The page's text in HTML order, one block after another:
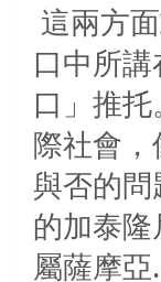
這兩方
口中所
口」推
際社會
與否的
的加泰
屬薩摩